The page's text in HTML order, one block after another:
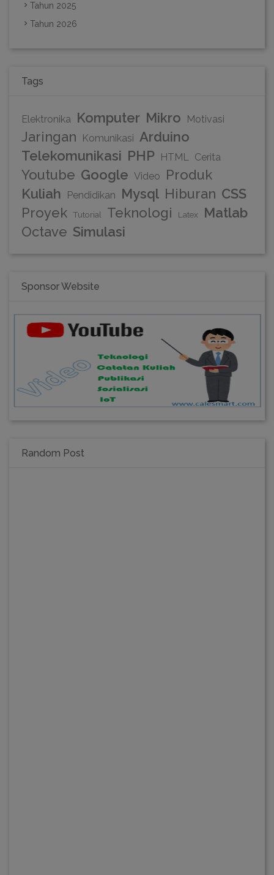
Tahun 2025
Tahun 2026
Tags
Elektronika Komputer Mikro Motivasi
Jaringan Komunikasi Arduino
Telekomunikasi PHP HTML Cerita
Youtube Google Video
Produk
Kuliah
Pendidikan Mysql Hiburan CSS
Proyek
Tutorial Teknologi Latex
Matlab
Octave Simulasi
Sponsor Website
Random Post